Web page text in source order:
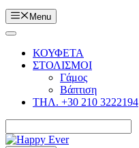
Menu
ΚΟΥΦΕΤΑ
ΣΤΟΛΙΣΜΟΙ
Γάμος
Βάπτιση
ΤΗΛ. +30 210 3222194